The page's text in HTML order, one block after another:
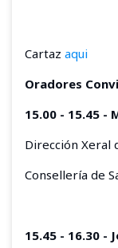
Cartaz aqui
Oradores
15.00 - 15.45 -
Dirección Xeral
Consellería de
15.45 - 16.30 -